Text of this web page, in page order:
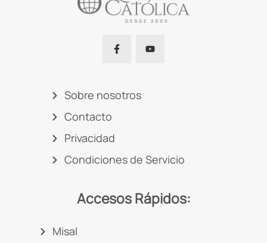
Sobre nosotros
Contacto
Privacidad
Condiciones de Servicio
Accesos Rápidos:
Misal